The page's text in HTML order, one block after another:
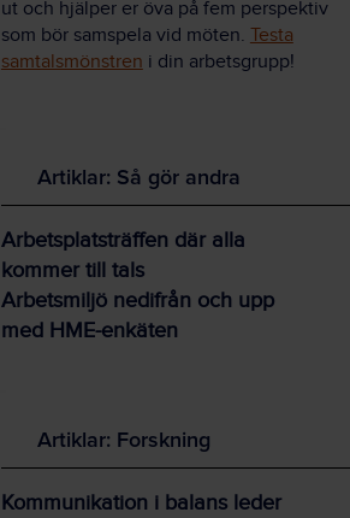
ut och hjälper er öva på fem perspektiv
som bör samspela vid möten. Testa
samtalsmönstren i din arbetsgrupp!
Artiklar: Så gör andra
Arbetsplatsträffen där alla
kommer till tals
Arbetsmiljö nedifrån och upp
med HME-enkäten
Artiklar: Forskning
Kommunikation i balans leder